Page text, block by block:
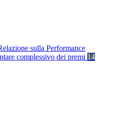
sulla Performance
complessivo dei premi 14